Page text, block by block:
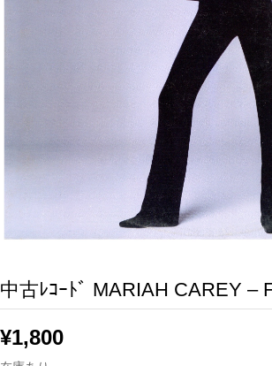
中古ﾚｺｰﾄﾞ MARIAH CAREY –
¥1,800